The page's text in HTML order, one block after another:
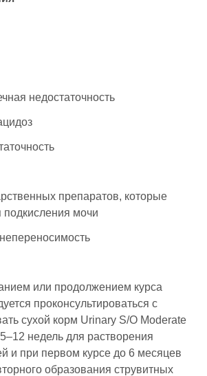
недостаточность
препаратов, которые
подкисления мочи
или продолжением курса
проконсультироваться с
сухой корм Urinary S/O Moderate
недель для растворения
и при первом курсе до 6 месяцев
образования струвитных